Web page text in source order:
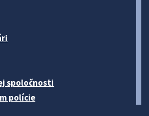
spoločnosti
polície